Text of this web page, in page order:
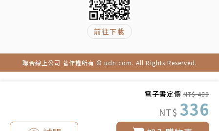
電子書定價 NT$ 480
NT$ 336
路》、《移動力》等。
前往下載
聯合線上公司 著作權所有 © udn.com. All Rights Reserved.